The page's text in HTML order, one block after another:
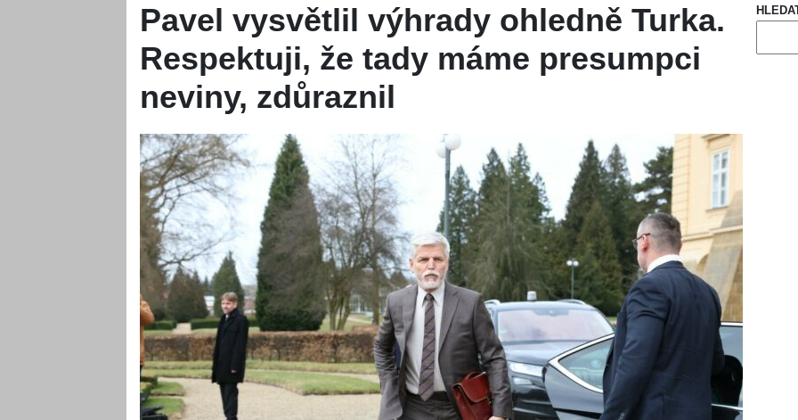
Pavel vysvětlil výhrady ohledně Turka.
Respektuji, že tady máme presumpci
neviny, zdůraznil